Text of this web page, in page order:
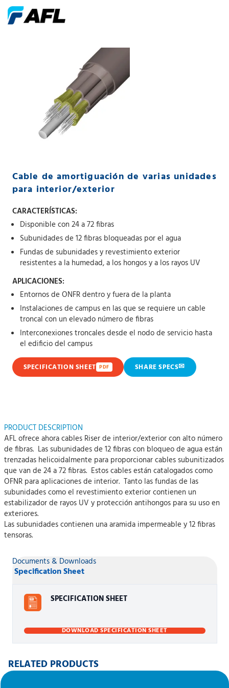
Cable de amortiguación de varias unidades
para interior/exterior
CARACTERÍSTICAS:
Disponible con 24 a 72 fibras
Subunidades de 12 fibras bloqueadas por el agua
Fundas de subunidades y revestimiento exterior
resistentes a la humedad, a los hongos y a los rayos UV
APLICACIONES:
Entornos de ONFR dentro y fuera de la planta
Instalaciones de campus en las que se requiere un cable
troncal con un elevado número de fibras
Interconexiones troncales desde el nodo de servicio hasta
el edificio del campus
SPECIFICATION SHEET PDF SHARE SPECS✉
PRODUCT DESCRIPTION
AFL ofrece ahora cables Riser de interior/exterior con alto número
de fibras. Las subunidades de 12 fibras con bloqueo de agua están
trenzadas helicoidalmente para proporcionar cables subunitizados
que van de 24 a 72 fibras. Estos cables están catalogados como
OFNR para aplicaciones de interior. Tanto las fundas de las
subunidades como el revestimiento exterior contienen un
estabilizador de rayos UV y protección antihongos para su uso en
exteriores.
Las subunidades contienen una aramida impermeable y 12 fibras
tensoras.
Documents & Downloads
Specification Sheet
SPECIFICATION SHEET
DOWNLOAD SPECIFICATION SHEET
RELATED PRODUCTS